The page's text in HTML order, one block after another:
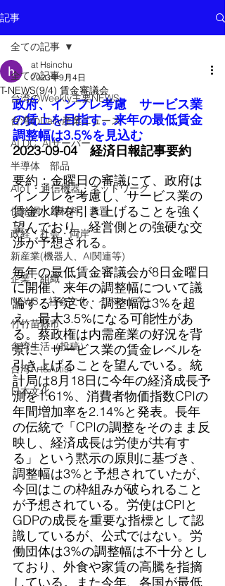
記事
全ての記事
台湾のWeekly主要NEWS
台湾のDaily産業ニュース
AI DC, AIサーバー
半導体 部品
AIoT・通信機器・ネットワーク
供給網 原材料 装置
政経・社会・両岸
新産業(機器人、AI関連等)
企業・組織
NEWS・社会文化・イベント等
竹竹苗縣市
台湾生活（投稿）
台湾Art&Artist
日本文化
全ての記事
T-NEWS(9/4) 賃金審議会
at Hsinchu
2023年9月4日
政府、インフレ考慮　サービス業
の賃上を目指す。来年の最低賃金
調整幅は3.5%を見込む
2023-09-04　経済日報記事要約
要約：金曜日の審議にて、政府は
インフレを考慮し、サービス業の
賃金水準を引き上げることを強く
望んでおり、経営側との強硬な交
渉が予想される。
毎年の最低賃金審議会が8日金曜日
に開催、来年の調整幅について議
論する予定で、調整幅は3%を超
え、最大3.5%になる可能性があ
る。蔡政権は内需産業の好況を背
景に、サービス業の賃金レベルを
引き上げることを望んでいる。統
計局は8月18日に今年の経済成長予
測を1.61%、消費者物価指数CPIの
年間増加率を2.14%と発表。長年
の伝統で「CPIの調整をそのまま反
映し、経済成長は労使が共有す
る」という黙示の原則に基づき、
調整幅は3%と予想されていたが、
今回はこの枠組みが破られること
が予想されている。労使はCPIと
GDPの成長を重要な指標として認
識しているが、公式ではない。労
働団体は3%の調整幅は不十分とし
ており、外食や家賃の高騰を指摘
している。また今年、各国が最低